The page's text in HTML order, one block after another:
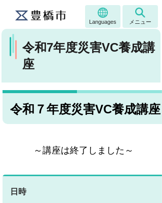
Languages メニュー
令和7年度災害VC養成講
座
令和７年度災害VC養成講座
～講座は終了しました～
日時